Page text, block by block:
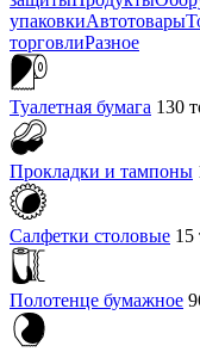
упаковкиАвтотовары
торговлиРазное
Туалетная бумага 130
Прокладки и тампоны
Салфетки столовые 15
Полотенце бумажное